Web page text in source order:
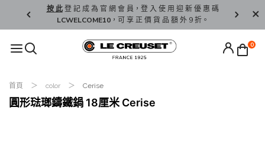
按 此登 記 成 為 官 網 會 員，登 入 使 用 迎 新 優 惠 碼
LCWELCOME10，可 享 正 價 貨 品 額 外 9 折。
香 港 / 澳
0
首頁 color Cerise
圓形琺瑯鑄鐵鍋 18厘米 Cerise